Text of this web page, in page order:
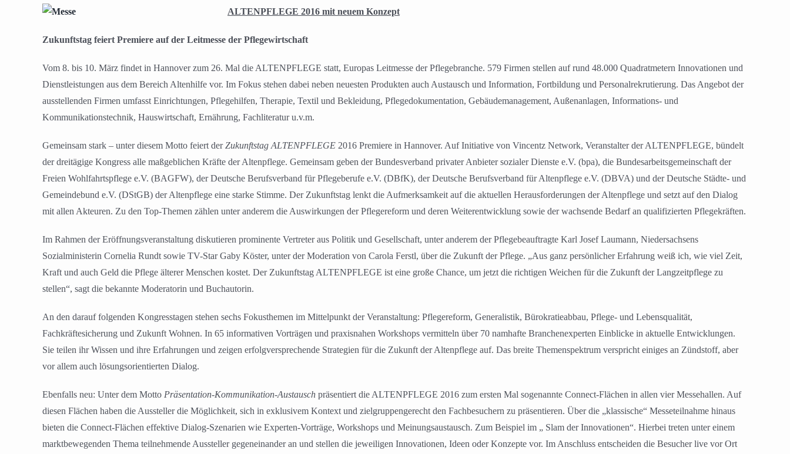
ALTENPFLEGE 2016 mit neuem Konzept
Zukunftstag feiert Premiere auf der Leitmesse der Pflegewirtschaft
Vom 8. bis 10. März findet in Hannover zum 26. Mal die ALTENPFLEGE statt, Europas Leitmesse der Pflegebranche. 579 Firmen stellen auf rund 48.000 Quadratmetern Innovationen und
Dienstleistungen aus dem Bereich Altenhilfe vor. Im Fokus stehen dabei neben neuesten Produkten auch Austausch und Information, Fortbildung und Personalrekrutierung. Das Angebot der
ausstellenden Firmen umfasst Einrichtungen, Pflegehilfen, Therapie, Textil und Bekleidung, Pflegedokumentation, Gebäudemanagement, Außenanlagen, Informations- und
Kommunikationstechnik, Hauswirtschaft, Ernährung, Fachliteratur u.v.m.
Gemeinsam stark – unter diesem Motto feiert derZukunftstag ALTENPFLEGE 2016 Premiere in Hannover. Auf Initiative von Vincentz Network, Veranstalter der ALTENPFLEGE, bündelt
der dreitägige Kongress alle maßgeblichen Kräfte der Altenpflege. Gemeinsam geben der Bundesverband privater Anbieter sozialer Dienste e.V. (bpa), die Bundesarbeitsgemeinschaft der
Freien Wohlfahrtspflege e.V. (BAGFW), der Deutsche Berufsverband für Pflegeberufe e.V. (DBfK), der Deutsche Berufsverband für Altenpflege e.V. (DBVA) und der Deutsche Städte- und
Gemeindebund e.V. (DStGB) der Altenpflege eine starke Stimme. Der Zukunftstag lenkt die Aufmerksamkeit auf die aktuellen Herausforderungen der Altenpflege und setzt auf den Dialog
mit allen Akteuren. Zu den Top-Themen zählen unter anderem die Auswirkungen der Pflegereform und deren Weiterentwicklung sowie der wachsende Bedarf an qualifizierten Pflegekräften.
Im Rahmen der Eröffnungsveranstaltung diskutieren prominente Vertreter aus Politik und Gesellschaft, unter anderem der Pflegebeauftragte Karl Josef Laumann, Niedersachsens
Sozialministerin Cornelia Rundt sowie TV-Star Gaby Köster, unter der Moderation von Carola Ferstl, über die Zukunft der Pflege. „Aus ganz persönlicher Erfahrung weiß ich, wie viel Zeit,
Kraft und auch Geld die Pflege älterer Menschen kostet. Der Zukunftstag ALTENPFLEGE ist eine große Chance, um jetzt die richtigen Weichen für die Zukunft der Langzeitpflege zu
stellen“, sagt die bekannte Moderatorin und Buchautorin.
An den darauf folgenden Kongresstagen stehen sechs Fokusthemen im Mittelpunkt der Veranstaltung: Pflegereform, Generalistik, Bürokratieabbau, Pflege- und Lebensqualität,
Fachkräftesicherung und Zukunft Wohnen. In 65 informativen Vorträgen und praxisnahen Workshops vermitteln über 70 namhafte Branchenexperten Einblicke in aktuelle Entwicklungen.
Sie teilen ihr Wissen und ihre Erfahrungen und zeigen erfolgversprechende Strategien für die Zukunft der Altenpflege auf. Das breite Themenspektrum verspricht einiges an Zündstoff, aber
vor allem auch lösungsorientierten Dialog.
Ebenfalls neu: Unter dem Motto Präsentation-Kommunikation-Austausch präsentiert die ALTENPFLEGE 2016 zum ersten Mal sogenannte Connect-Flächen in allen vier Messehallen. Auf
diesen Flächen haben die Aussteller die Möglichkeit, sich in exklusivem Kontext und zielgruppengerecht den Fachbesuchern zu präsentieren. Über die „klassische“ Messeteilnahme hinaus
bieten die Connect-Flächen effektive Dialog-Szenarien wie Experten-Vorträge, Workshops und Meinungsaustausch. Zum Beispiel im „ Slam der Innovationen“. Hierbei treten unter einem
marktbewegenden Thema teilnehmende Aussteller gegeneinander an und stellen die jeweiligen Innovationen, Ideen oder Konzepte vor. Im Anschluss entscheiden die Besucher live vor Ort